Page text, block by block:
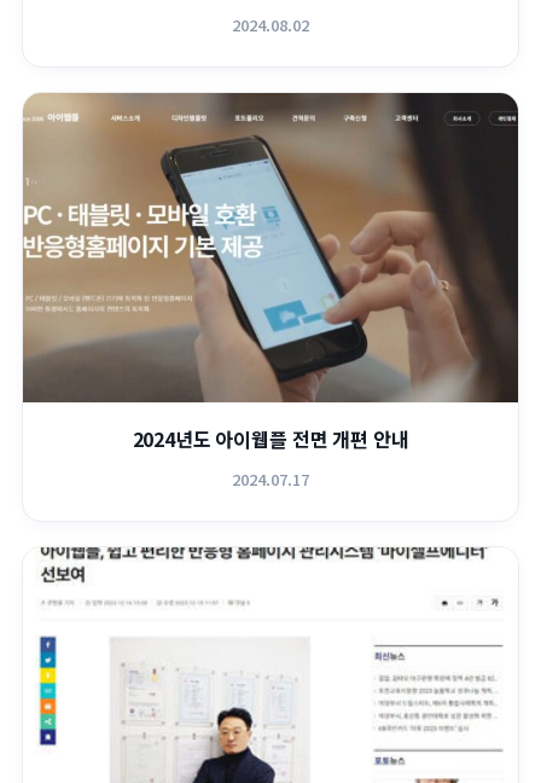
2024.08.02
2024년도 아이웹플 전면 개편 안내
2024.07.17